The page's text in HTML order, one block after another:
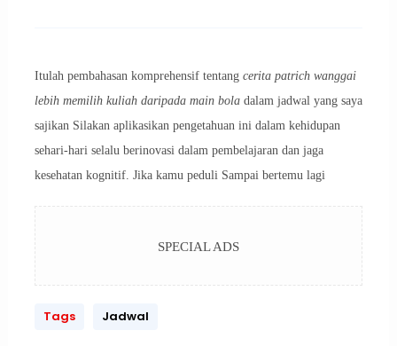
Itulah pembahasan komprehensif tentang cerita patrich wanggai
lebih memilih kuliah daripada main boladalam jadwal yang saya
sajikan Silakan aplikasikan pengetahuan ini dalam kehidupan
sehari-hari selalu berinovasi dalam pembelajaran dan jaga
kesehatan kognitif. Jika kamu peduli Sampai bertemu lagi
SPECIAL ADS
Tags Jadwal